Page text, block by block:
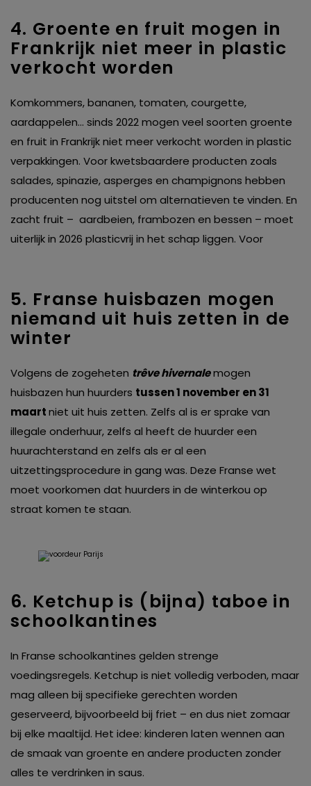
4. Groente en fruit mogen in
Frankrijk niet meer in plastic
verkocht worden
Komkommers, bananen, tomaten, courgette,
aardappelen… sinds 2022 mogen veel soorten groente
en fruit in Frankrijk niet meer verkocht worden in plastic
verpakkingen. Voor kwetsbaardere producten zoals
salades, spinazie, asperges en champignons hebben
producenten nog uitstel om alternatieven te vinden. En
zacht fruit – aardbeien, frambozen en bessen – moet
uiterlijk in 2026 plasticvrij in het schap liggen. Voor
5. Franse huisbazen mogen
niemand uit huis zetten in de
winter
Volgens de zogeheten trêve hivernalemogen
huisbazen hun huurders tussen 1 november en 31
maartniet uit huis zetten. Zelfs al is er sprake van
illegale onderhuur, zelfs al heeft de huurder een
huurachterstand en zelfs als er al een
uitzettingsprocedure in gang was. Deze Franse wet
moet voorkomen dat huurders in de winterkou op
straat komen te staan.
6. Ketchup is (bijna) taboe in
schoolkantines
In Franse schoolkantines gelden strenge
voedingsregels. Ketchup is niet volledig verboden, maar
mag alleen bij specifieke gerechten worden
geserveerd, bijvoorbeeld bij friet – en dus niet zomaar
bij elke maaltijd. Het idee: kinderen laten wennen aan
de smaak van groente en andere producten zonder
alles te verdrinken in saus.